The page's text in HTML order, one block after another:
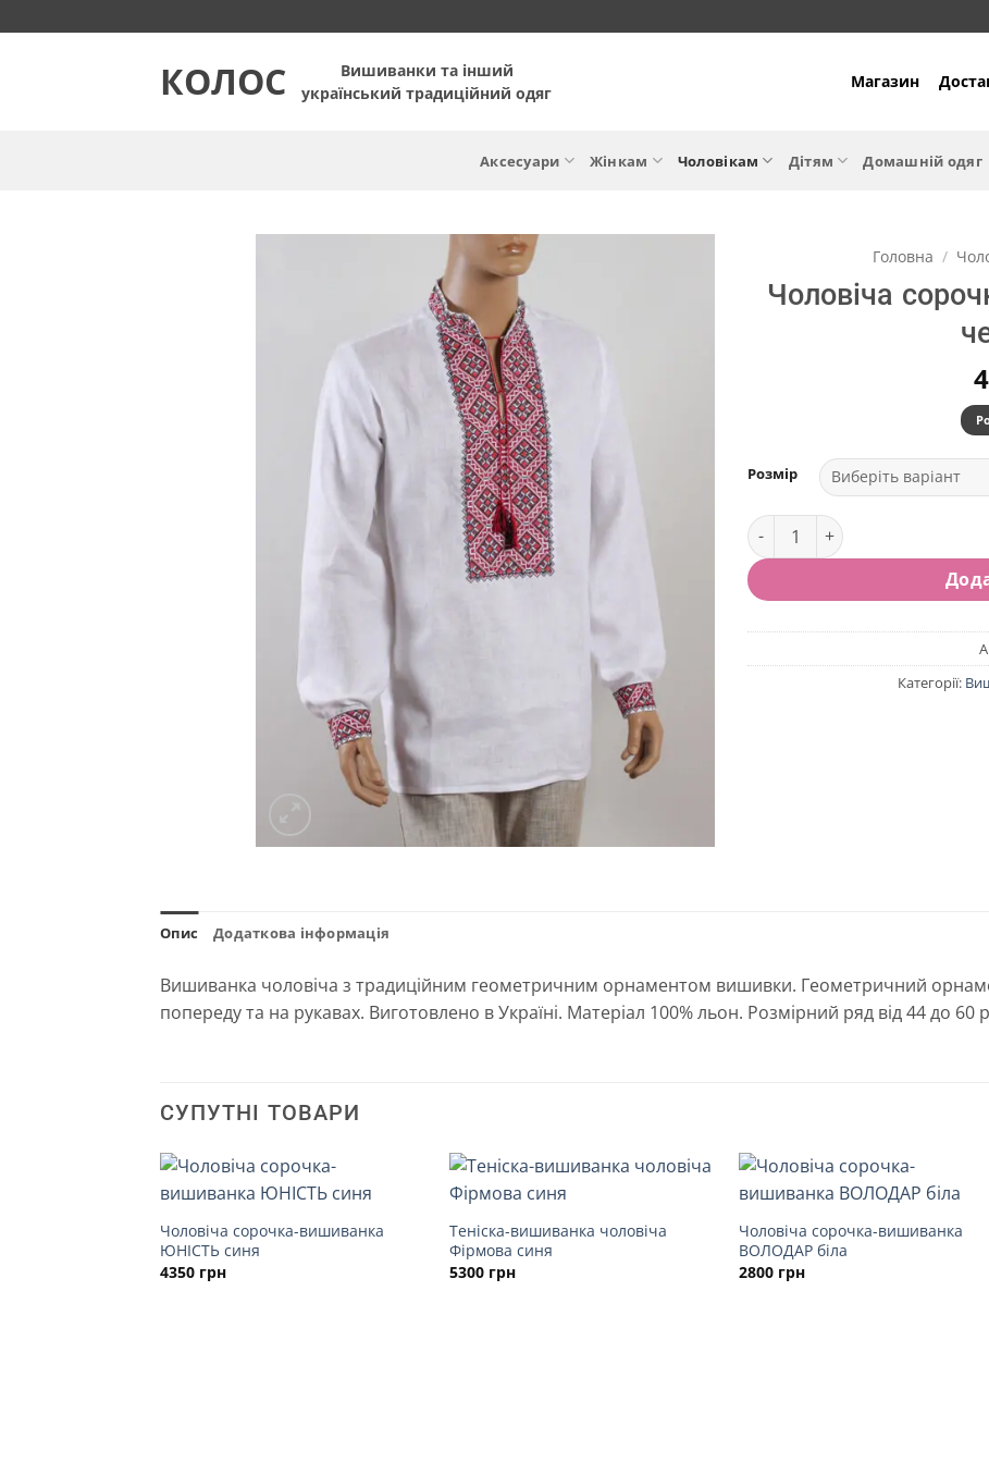
КОЛОС
Вишиванки та інший
український традиційний одяг
Магазин
Аксесуари Жінкам Чоловікам Дітям Домашній одяг
Головна /
Чоловіча
Розмір
Чоловіча сорочка-вишиванка
Категорії:
Опис Додаткова інформація
Вишиванка чоловіча з традиційним геометричним орнаментом вишивки. Геометричний
попереду та на рукавах. Виготовлено в Україні. Матеріал 100% льон. Розмірний ряд від 44 до 60
СУПУТНІ ТОВАРИ
Чоловіча сорочка-вишиванка
ЮНІСТЬ синя
4350 грн
Теніска-вишиванка чоловіча
Фірмова синя
5300 грн
Чоловіча сорочка-вишиванка
ВОЛОДАР біла
2800 грн